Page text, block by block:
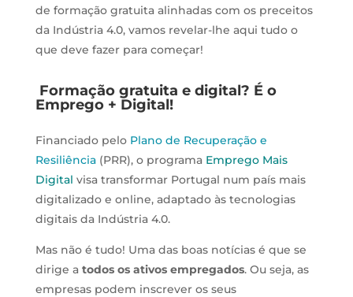
de formação gratuita alinhadas com os preceitos
da Indústria 4.0, vamos revelar-lhe aqui tudo o
que deve fazer para começar!
Formação gratuita e digital? É o
Emprego + Digital!
Financiado pelo Plano de Recuperação e
Resiliência(PRR), o programa Emprego Mais
Digital visa transformar Portugal num país mais
digitalizado e online, adaptado às tecnologias
digitais da Indústria 4.0.
Mas não é tudo! Uma das boas notícias é que se
dirige a todos os ativos empregados. Ou seja, as
empresas podem inscrever os seus